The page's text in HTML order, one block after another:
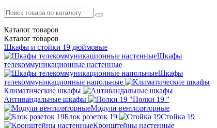
Каталог товаров
Каталог товаров
Шкафы и стойки 19 дюймовые
Шкафы
телекоммуникационные настенные
Шкафы
телекоммуникационные напольные
Климатические шкафы
Антивандальные шкафы
Полки 19 "
Модули вентиляторные
Блок розеток 19
Стойка 19
Кронштейны настенные